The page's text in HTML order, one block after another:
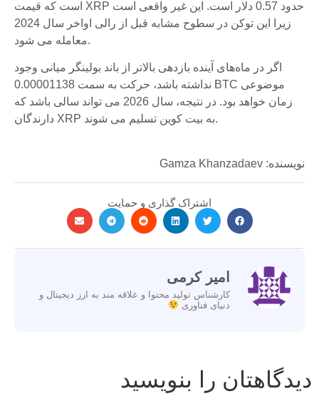
است که قیمت XRP حدود 0.57 دلار است. این غیر واقعی است
زیرا این توکن در سطوح مشابه قبل از رالی اواخر سال 2024
معامله می شود.
اگر در ماه‌های آینده بازدهی بالاتر از باند بولینگر میانی وجود
نداشته باشد، حرکت به سمت 0.00001138 BTC موضوعی
زمان خواهد بود. در نتیجه، سال 2026 می تواند سالی باشد که
دارندگان XRP به بیت کوین تسلیم می شوند.
نویسنده: Gamza Khanzadaev
اشتراک گذاری و حمایت
امیر کرمی
کارشناس تولید محتوا و علاقه مند به ارز دیجیتال و
دنیای فناوری
دیدگاهتان را بنویسید